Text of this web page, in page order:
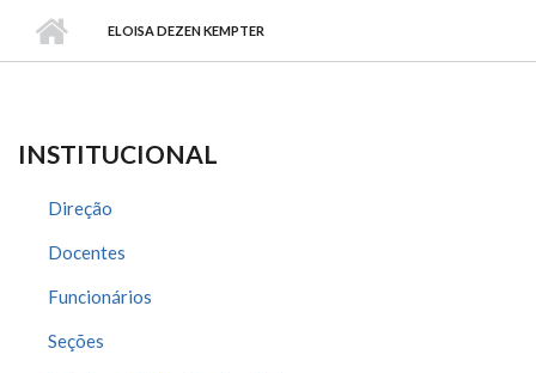
ELOISA DEZEN KEMPTER
INSTITUCIONAL
Direção
Docentes
Funcionários
Seções